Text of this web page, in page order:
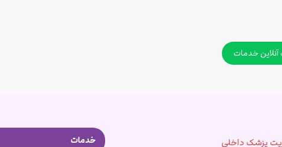
خدمات
پزشک داخلی
خدمات